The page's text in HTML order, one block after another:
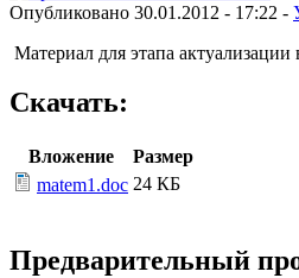
Опубликовано 30.01.2012 - 17:22 -
Материал для этапа
Скачать:
Вложение
Размер
matem1.doc 24 КБ
Предварительный